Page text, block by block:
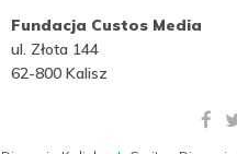
Fundacja Custos Media
ul. Złota 144
62-800 Kalisz